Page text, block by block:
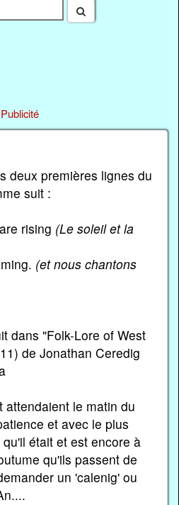
Publicité
deux premières lignes du
suit :
rising (Le soleil et la
(et nous chantons
dans "Folk-Lore of West
de Jonathan Ceredig
attendaient le matin du
et avec le plus
était et est encore à
qu'ils passent de
un 'calenig' ou